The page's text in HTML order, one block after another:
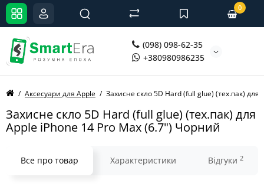
(098) 098-62-35
+380980986235
0
Аксесуари для Apple Захисне скло 5D Hard (full glue) (тех.пак)
Захисне скло 5D Hard (full glue) (тех.пак) для
Apple iPhone 14 Pro Max (6.7") Чорний
Все про товар Характеристики Відгуки 2